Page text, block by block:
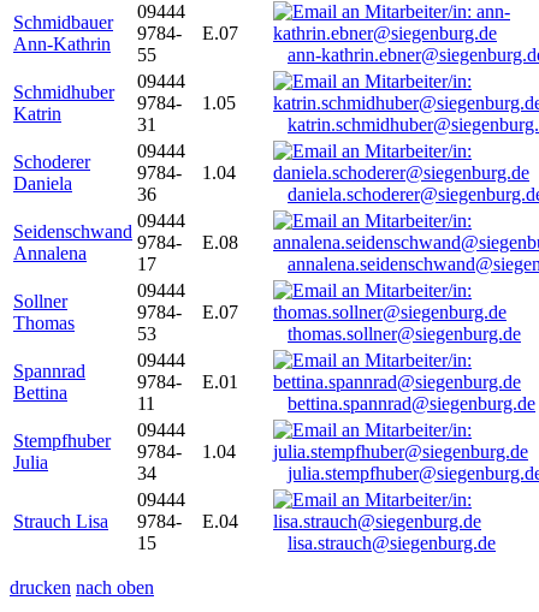
Schmidbauer
Ann-Kathrin
09444
9784-
55
E.07
ann-
Schmidhuber
Katrin
09444
9784-
31
1.05
Schoderer
Daniela
09444
9784-
36
1.04
Seidenschwand
Annalena
09444
9784-
17
E.08
Sollner
Thomas
09444
9784-
53
E.07
thomas.sollner@siegenburg.de
Spannrad
Bettina
09444
9784-
11
E.01
bettina.spannrad@siegenburg.de
Stempfhuber
Julia
09444
9784-
34
1.04
Strauch Lisa
09444
9784-
15
E.04
lisa.strauch@siegenburg.de
drucken nach oben